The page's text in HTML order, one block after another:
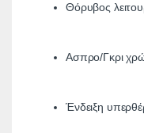
Θόρυβος
Ασπρο/Γκρι
Ένδειξη